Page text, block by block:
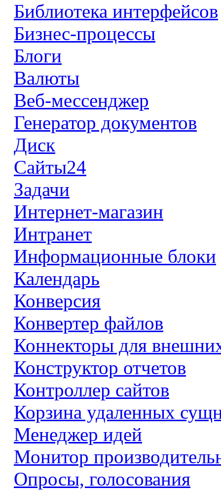
Библиотека интерфейсов
Бизнес-процессы
Блоги
Валюты
Веб-мессенджер
Генератор документов
Диск
Сайты24
Задачи
Интернет-магазин
Интранет
Информационные блоки
Календарь
Конверсия
Конвертер файлов
Коннекторы для
Конструктор отчетов
Контроллер сайтов
Корзина удаленных
Менеджер идей
Монитор
Опросы, голосования